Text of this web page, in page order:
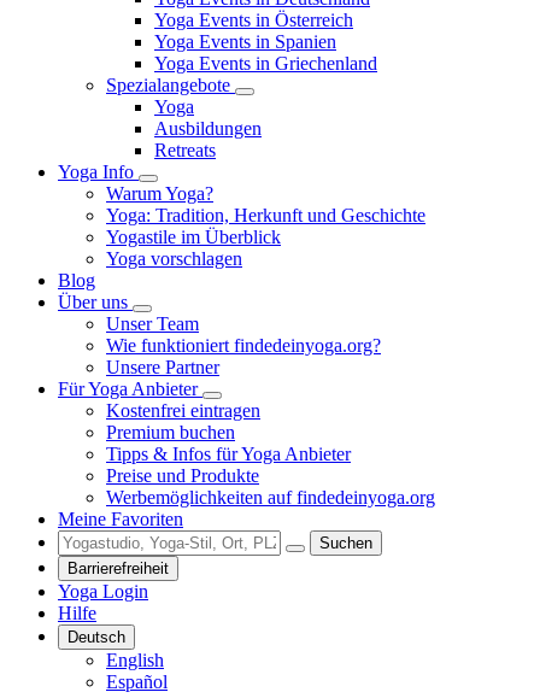
Yoga Events in Österreich
Yoga Events in Spanien
Yoga Events in Griechenland
Spezialangebote
Yoga
Ausbildungen
Retreats
Yoga Info
Warum Yoga?
Yoga: Tradition, Herkunft und Geschichte
Yogastile im Überblick
Yoga vorschlagen
Blog
Über uns
Unser Team
Wie funktioniert findedeinyoga.org?
Unsere Partner
Für Yoga Anbieter
Kostenfrei eintragen
Premium buchen
Tipps & Infos für Yoga Anbieter
Preise und Produkte
Werbemöglichkeiten auf findedeinyoga.org
Meine Favoriten
Suchen
Barrierefreiheit
Yoga Login
Hilfe
Deutsch
English
Español